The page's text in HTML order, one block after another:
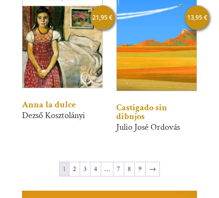
Anna la dulce
Dezső Kosztolányi
21,95 €
Castigado sin
dibujos
Julio José Ordovás
13,95€
1 2 3 4 … 7 8 9 →